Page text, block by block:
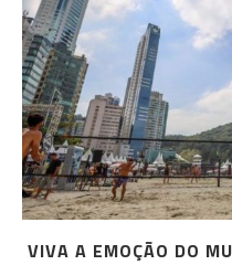
VIVA A EMOÇÃO DO